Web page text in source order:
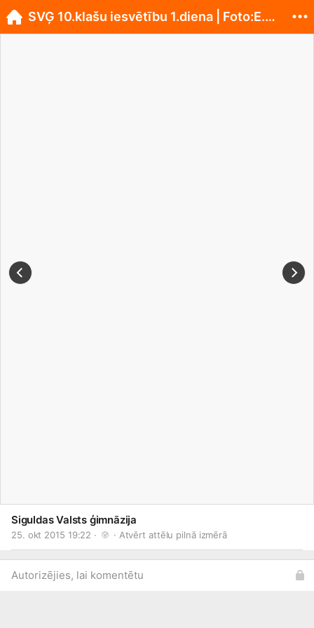
Siguldas Valsts ģimnāzija
25. okt 2015 19:22 · · Atvērt attēlu pilnā izmērā
Autorizējies, lai komentētu
SVĢ 10.klašu iesvētību 1.diena | Foto:E.Malceniece